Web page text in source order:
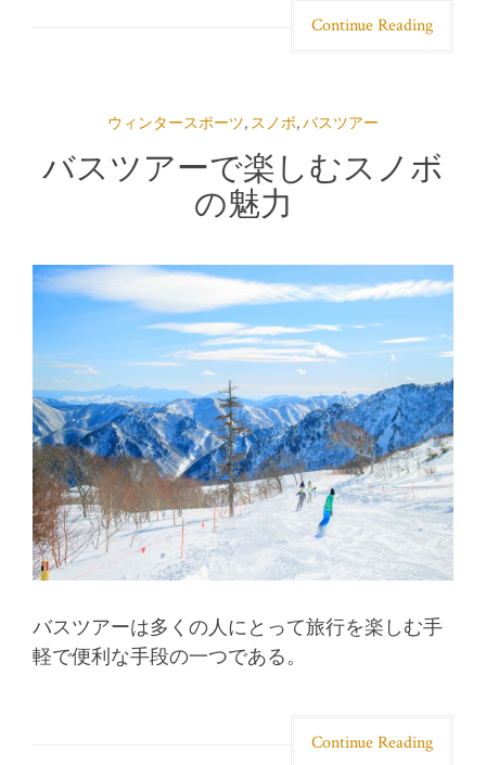
Continue Reading
ウィンタースポーツ, スノボ,バスツアー
バスツアーで楽しむスノボ
の魅力
バスツアーは多くの人にとって旅行を楽しむ手
軽で便利な手段の一つである。
Continue Reading